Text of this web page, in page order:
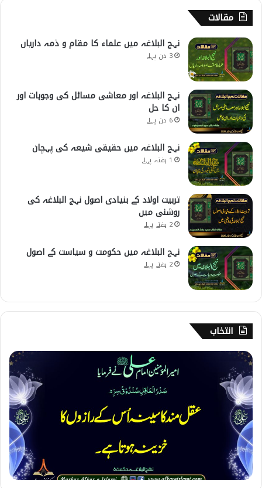
مقالات
نہج البلاغہ میں علماء کا مقام و ذمہ داریاں
3 دن پہلے
نہج البلاغہ اور معاشی مسائل کی وجوہات اور
ان کا حل
6 دن پہلے
نہج البلاغہ میں حقیقی شیعہ کی پہچان
1 ہفتہ پہلے
تربیت اولاد کے بنیادی اصول نہج البلاغہ کی
روشنی میں
2 ہفتے پہلے
نہج البلاغہ میں حکومت و سیاست کے اصول
2 ہفتے پہلے
انتخاب
1
6
0
۔
ر
ا
ز
د
ا
ر
ی